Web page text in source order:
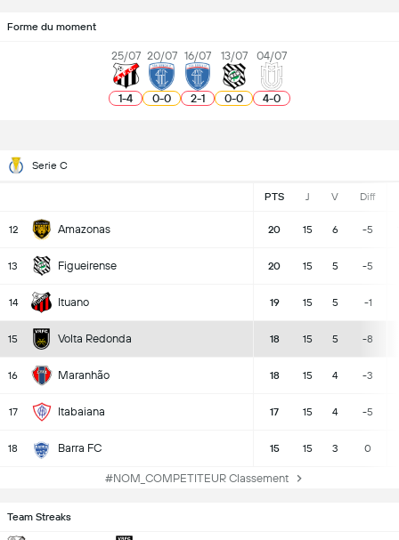
Forme du moment
25/07
1-4
20/07
0-0
16/07
2-1
13/07
0-0
04/07
4-0
Serie C
PTS J V Diff
12 Amazonas 20 15 6 -5
13 Figueirense 20 15 5 -5
14 Ituano 19 15 5 -1
15 Volta Redonda 18 15 5 -8
16 Maranhão 18 15 4 -3
17 Itabaiana 17 15 4 -5
18 Barra FC 15 15 3 0
#NOM_COMPETITEUR Classement
Team Streaks